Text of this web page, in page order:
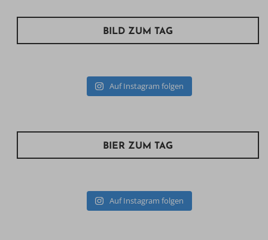
BILD ZUM TAG
Auf Instagram folgen
BIER ZUM TAG
Auf Instagram folgen